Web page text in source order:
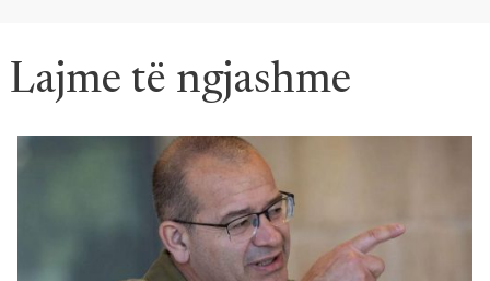
Lajme të ngjashme